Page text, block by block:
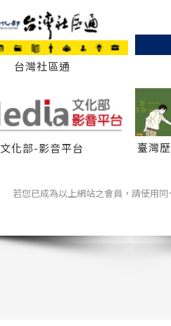
台灣社區通
文化部-影音平台
臺灣
若您已成為以上網站之會員，請使用